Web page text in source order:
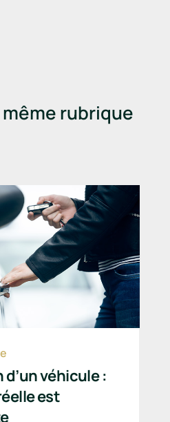
rubrique
véhicule :
est